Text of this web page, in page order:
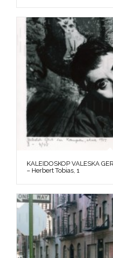
KALEIDOSKOP VALESKA
– Herbert Tobias, 1